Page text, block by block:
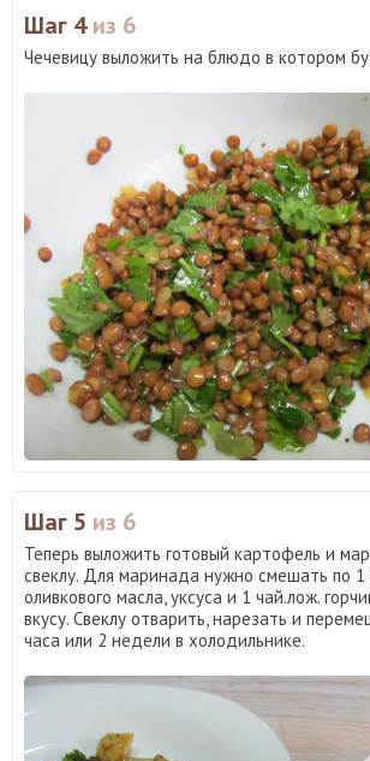
Шаг 4из 6
Чечевицу выложить на блюдо в котором
Шаг 5 из 6
Теперь выложить готовый картофель и
свеклу. Для маринада нужно смешать по 1
оливкового масла, уксуса и 1 чай.лож.
вкусу. Свеклу отварить, нарезать и
часа или 2 недели в холодильнике.